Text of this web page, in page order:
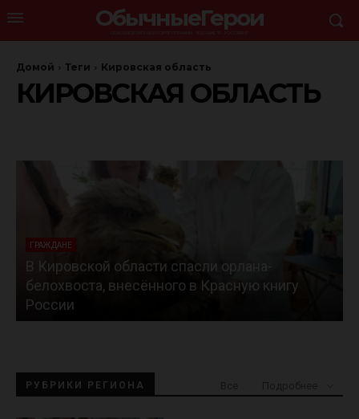
ОбычныеГерои
Домой Теги Кировская область
КИРОВСКАЯ ОБЛАСТЬ
ГРАЖДАНЕ
В Кировской области спасли орлана-
белохвоста, внесённого в Красную книгу
России
РУБРИКИ РЕГИОНА